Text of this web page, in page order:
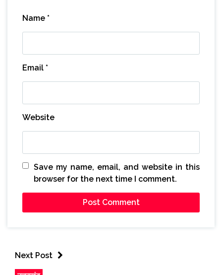
Name *
Email *
Website
Save my name, email, and website in this
browser for the next time I comment.
Next Post